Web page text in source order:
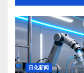
日化新闻